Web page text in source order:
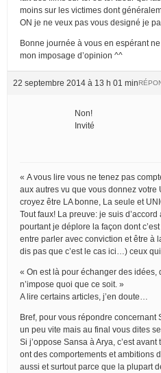
moins sur les victimes dont
ON je ne veux pas vous designé je
Bonne journée à vous en espérant
mon imposage d’opinion ^^
22 septembre 2014 à 13 h 01 min
Non!
Invité
« A vous lire vous ne tenez pas
aux autres vu que vous donnez votre
croyez être LA bonne, La seule et
Tout faux! La preuve: je suis
pourtant je déplore la façon dont
entre parler avec conviction et être à
dis pas que c’est le cas ici…) ceux
« On est là pour échanger des idées,
n’impose quoi que ce soit. »
A lire certains articles, j’en doute…
Bref, pour vous répondre concernant
un peu vite mais au final vous dites
Si j’oppose Sansa à Arya, c’est
ont des comportements et ambitions
aussi et surtout parce que la plupart